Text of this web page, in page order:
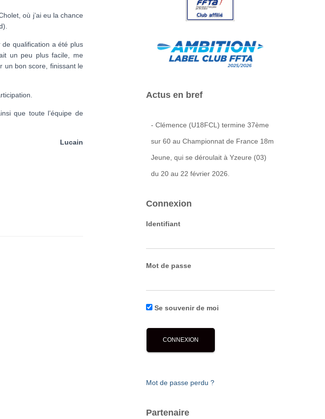
où j’ai eu la chance
qualification a été plus
un peu plus facile, me
un bon score, finissant le
que toute l’équipe de
Lucain
Actus en bref
- Clémence (U18FCL) termine 37ème
sur 60 au Championnat de France 18m
Jeune, qui se déroulait à Yzeure (03)
du 20 au 22 février 2026.
Connexion
Identifiant
Mot de passe
Se souvenir de moi
Mot de passe perdu ?
Partenaire